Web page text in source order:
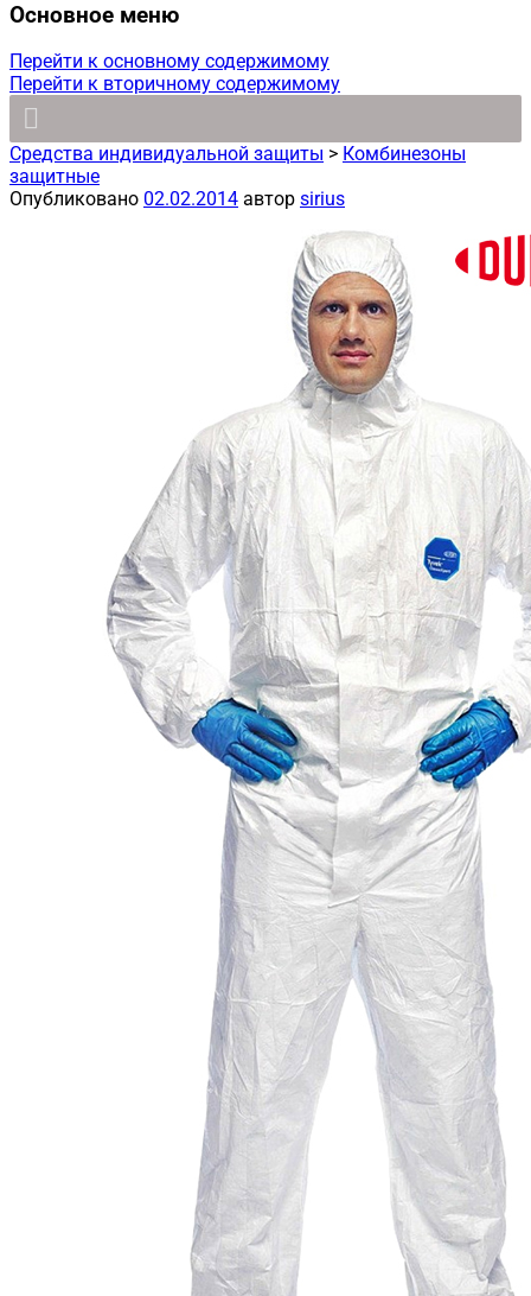
Основное меню
Перейти к основному содержимому
Перейти к вторичному содержимому
Средства индивидуальной защиты > Комбинезоны
защитные
Опубликовано 02.02.2014 автор sirius